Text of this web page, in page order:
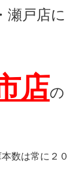
瀬戸店に
店の
数は常に２０